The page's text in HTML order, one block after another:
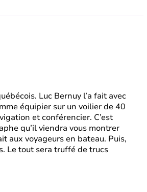
Luc Bernuy l’a fait avec
équipier sur un voilier de 40
et conférencier. C’est
qu’il viendra vous montrer
aux voyageurs en bateau. Puis,
Le tout sera truffé de trucs